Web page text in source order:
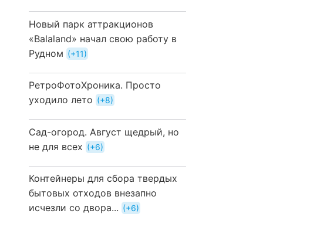
Новый парк аттракционов
«Balaland» начал свою работу в
Рудном
+11
РетроФотоХроника. Просто
уходило лето
+8
Сад-огород. Август щедрый, но
не для всех
+6
Контейнеры для сбора твердых
бытовых отходов внезапно
исчезли со двора...
+6